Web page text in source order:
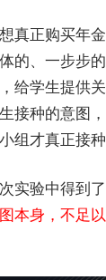
真正购买年
的、一步步
给学生提供
接种的意图
组才真正接种
实验中得到
本身，不足